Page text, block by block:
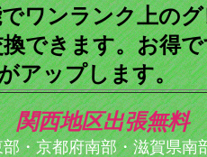
ワンランク上の
できます。お得
アップします。
関西地区出張無料
・京都府南部・滋賀県南